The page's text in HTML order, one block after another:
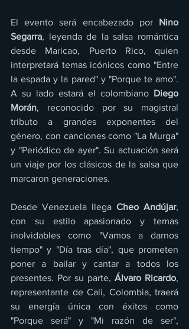
El evento será encabezado por Nino
Segarra, leyenda de la salsa romántica
desde Maricao, Puerto Rico, quien
interpretará temas icónicos como "Entre
la espada y la pared" y "Porque te amo".
A su lado estará el colombiano Diego
Morán, reconocido por su magistral
tributo a grandes exponentes del
género, con canciones como "La Murga"
y "Periódico de ayer". Su actuación será
un viaje por los clásicos de la salsa que
marcaron generaciones.
Desde Venezuela llega Cheo Andújar,
con su estilo apasionado y temas
inolvidables como "Vamos a darnos
tiempo" y "Día tras día", que prometen
poner a bailar y cantar a todos los
presentes. Por su parte, Álvaro Ricardo,
representante de Cali, Colombia, traerá
su energía única con éxitos como
"Porque será" y "Mi razón de ser",